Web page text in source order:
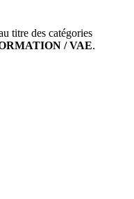
titre des catégories
/ VAE.